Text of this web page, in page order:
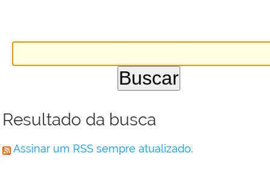
Resultado da busca
Assinar um RSS sempre atualizado.